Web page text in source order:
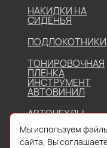
НАКИДКИ НА
СИДЕНЬЯ
ПОДЛОКОТНИКИ
ТОНИРОВОЧНАЯ
ПЛЕНКА
ИНСТРУМЕНТ
АВТОВИНИЛ
АВТОЧЕХЛЫ
Мы используем
сайта, Вы